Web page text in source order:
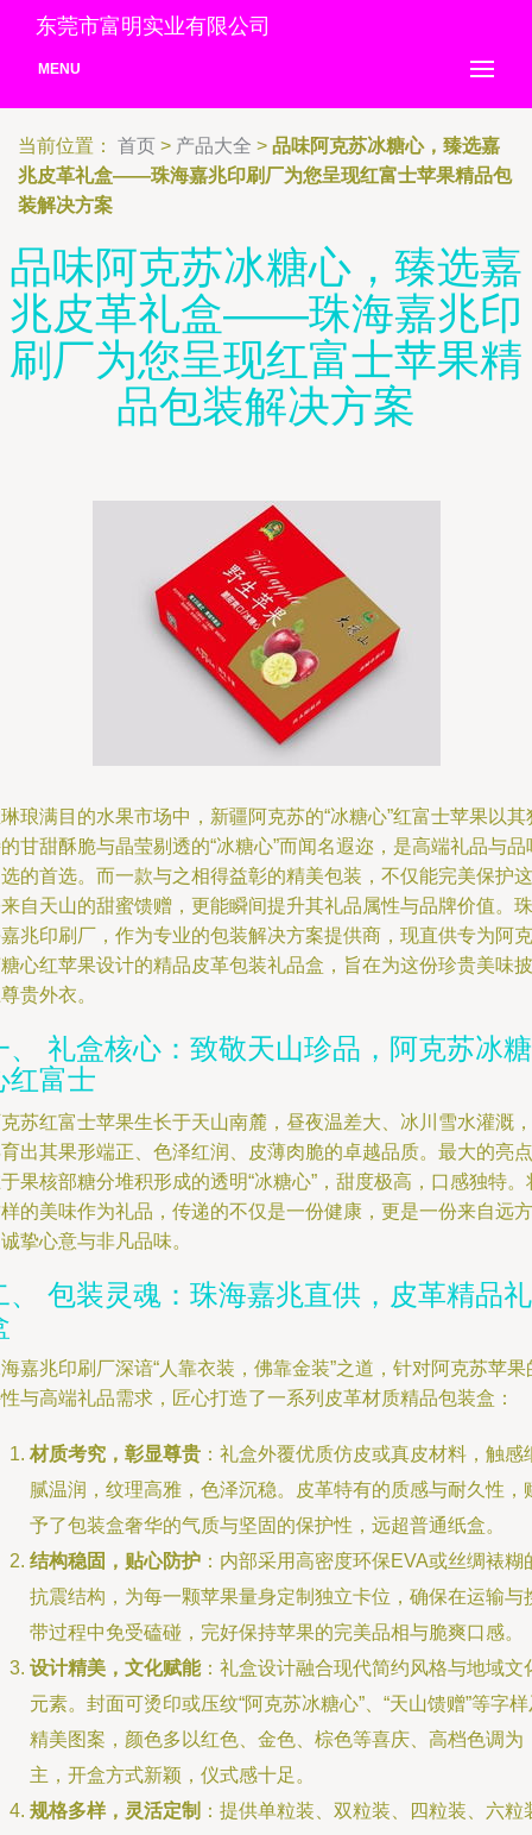
东莞市富明实业有限公司
MENU
当前位置： 首页 > 产品大全 > 品味阿克苏冰糖心，臻选嘉
兆皮革礼盒——珠海嘉兆印刷厂为您呈现红富士苹果精品包
装解决方案
品味阿克苏冰糖心，臻选嘉
兆皮革礼盒——珠海嘉兆印
刷厂为您呈现红富士苹果精
品包装解决方案
琅满目的水果市场中，新疆阿克苏的“冰糖心”红富士苹果以其
甘甜酥脆与晶莹剔透的“冰糖心”而闻名遐迩，是高端礼品与品
的首选。而一款与之相得益彰的精美包装，不仅能完美保护这
自天山的甜蜜馈赠，更能瞬间提升其礼品属性与品牌价值。珠
兆印刷厂，作为专业的包装解决方案提供商，现直供专为阿克
心红苹果设计的精品皮革包装礼品盒，旨在为这份珍贵美味披
贵外衣。
、 礼盒核心：致敬天山珍品，阿克苏冰糖
红富士
苏红富士苹果生长于天山南麓，昼夜温差大、冰川雪水灌溉，
出其果形端正、色泽红润、皮薄肉脆的卓越品质。最大的亮点
果核部糖分堆积形成的透明“冰糖心”，甜度极高，口感独特。
的美味作为礼品，传递的不仅是一份健康，更是一份来自远方
挚心意与非凡品味。
、 包装灵魂：珠海嘉兆直供，皮革精品礼
嘉兆印刷厂深谙“人靠衣装，佛靠金装”之道，针对阿克苏苹果
与高端礼品需求，匠心打造了一系列皮革材质精品包装盒：
材质考究，彰显尊贵 ：礼盒外覆优质仿皮或真皮材料，触感
腻温润，纹理高雅，色泽沉稳。皮革特有的质感与耐久性，
予了包装盒奢华的气质与坚固的保护性，远超普通纸盒。
结构稳固，贴心防护 ：内部采用高密度环保EVA或丝绸裱糊
抗震结构，为每一颗苹果量身定制独立卡位，确保在运输与
带过程中免受磕碰，完好保持苹果的完美品相与脆爽口感。
设计精美，文化赋能：礼盒设计融合现代简约风格与地域文
元素。封面可烫印或压纹“阿克苏冰糖心”、“天山馈赠”等字
精美图案，颜色多以红色、金色、棕色等喜庆、高档色调为
主，开盒方式新颖，仪式感十足。
规格多样，灵活定制 ：提供单粒装、双粒装、四粒装、六粒